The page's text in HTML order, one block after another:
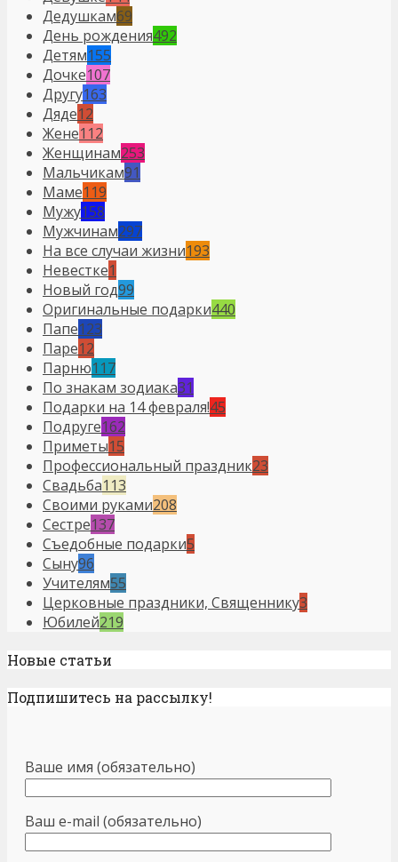
Дедушкам69
День рождения492
Детям155
Дочке107
Другу163
Дяде12
Жене112
Женщинам253
Мальчикам91
Маме119
Мужу158
Мужчинам297
На все случаи жизни193
Невестке1
Новый год99
Оригинальные подарки440
Папе123
Паре12
Парню117
По знакам зодиака31
Подарки на 14 февраля!45
Подруге162
Приметы15
Профессиональный праздник23
Свадьба113
Своими руками208
Сестре137
Съедобные подарки5
Сыну96
Учителям55
Церковные праздники, Священнику3
Юбилей219
Новые статьи
Подпишитесь на рассылку!
Ваше имя (обязательно)
Ваш e-mail (обязательно)